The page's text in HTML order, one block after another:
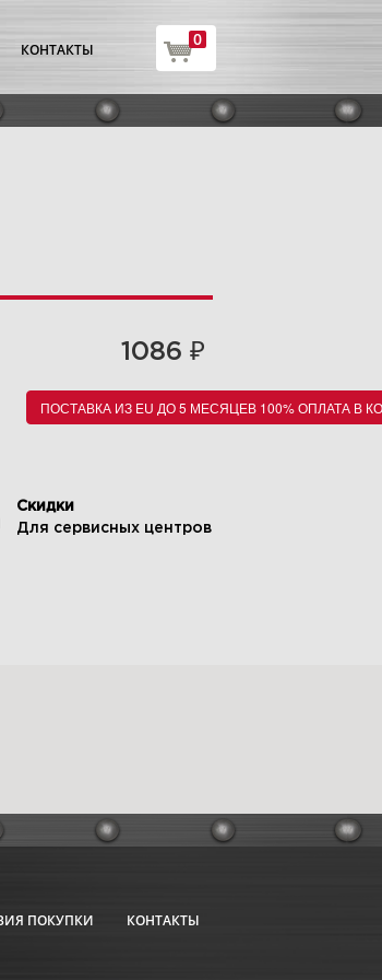
КОНТАКТЫ
0
1086 ₽
ПОСТАВКА ИЗ EU ДО 5 МЕСЯЦЕВ 100% ОПЛАТА В
Скидки
Для сервисных центров
ПОКУПКИ КОНТАКТЫ